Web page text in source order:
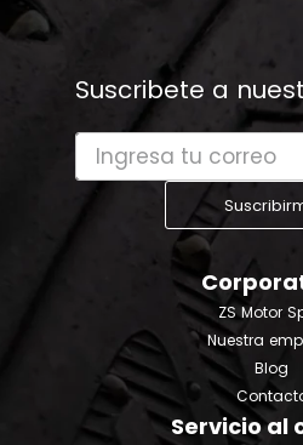
Suscribete a
ZS Motor
Nuestra
Blog
Servicio al